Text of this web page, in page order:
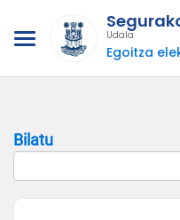
Udala
Egoitza
Bilatu